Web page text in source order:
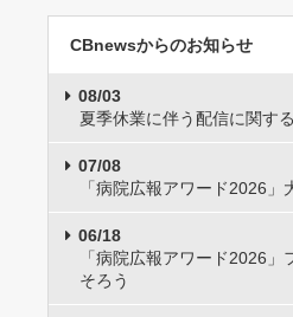
CBnewsからのお知らせ
08/03
夏季休業に伴う配信に関す
07/08
「病院広報アワード2026」
06/18
「病院広報アワード2026
そろう